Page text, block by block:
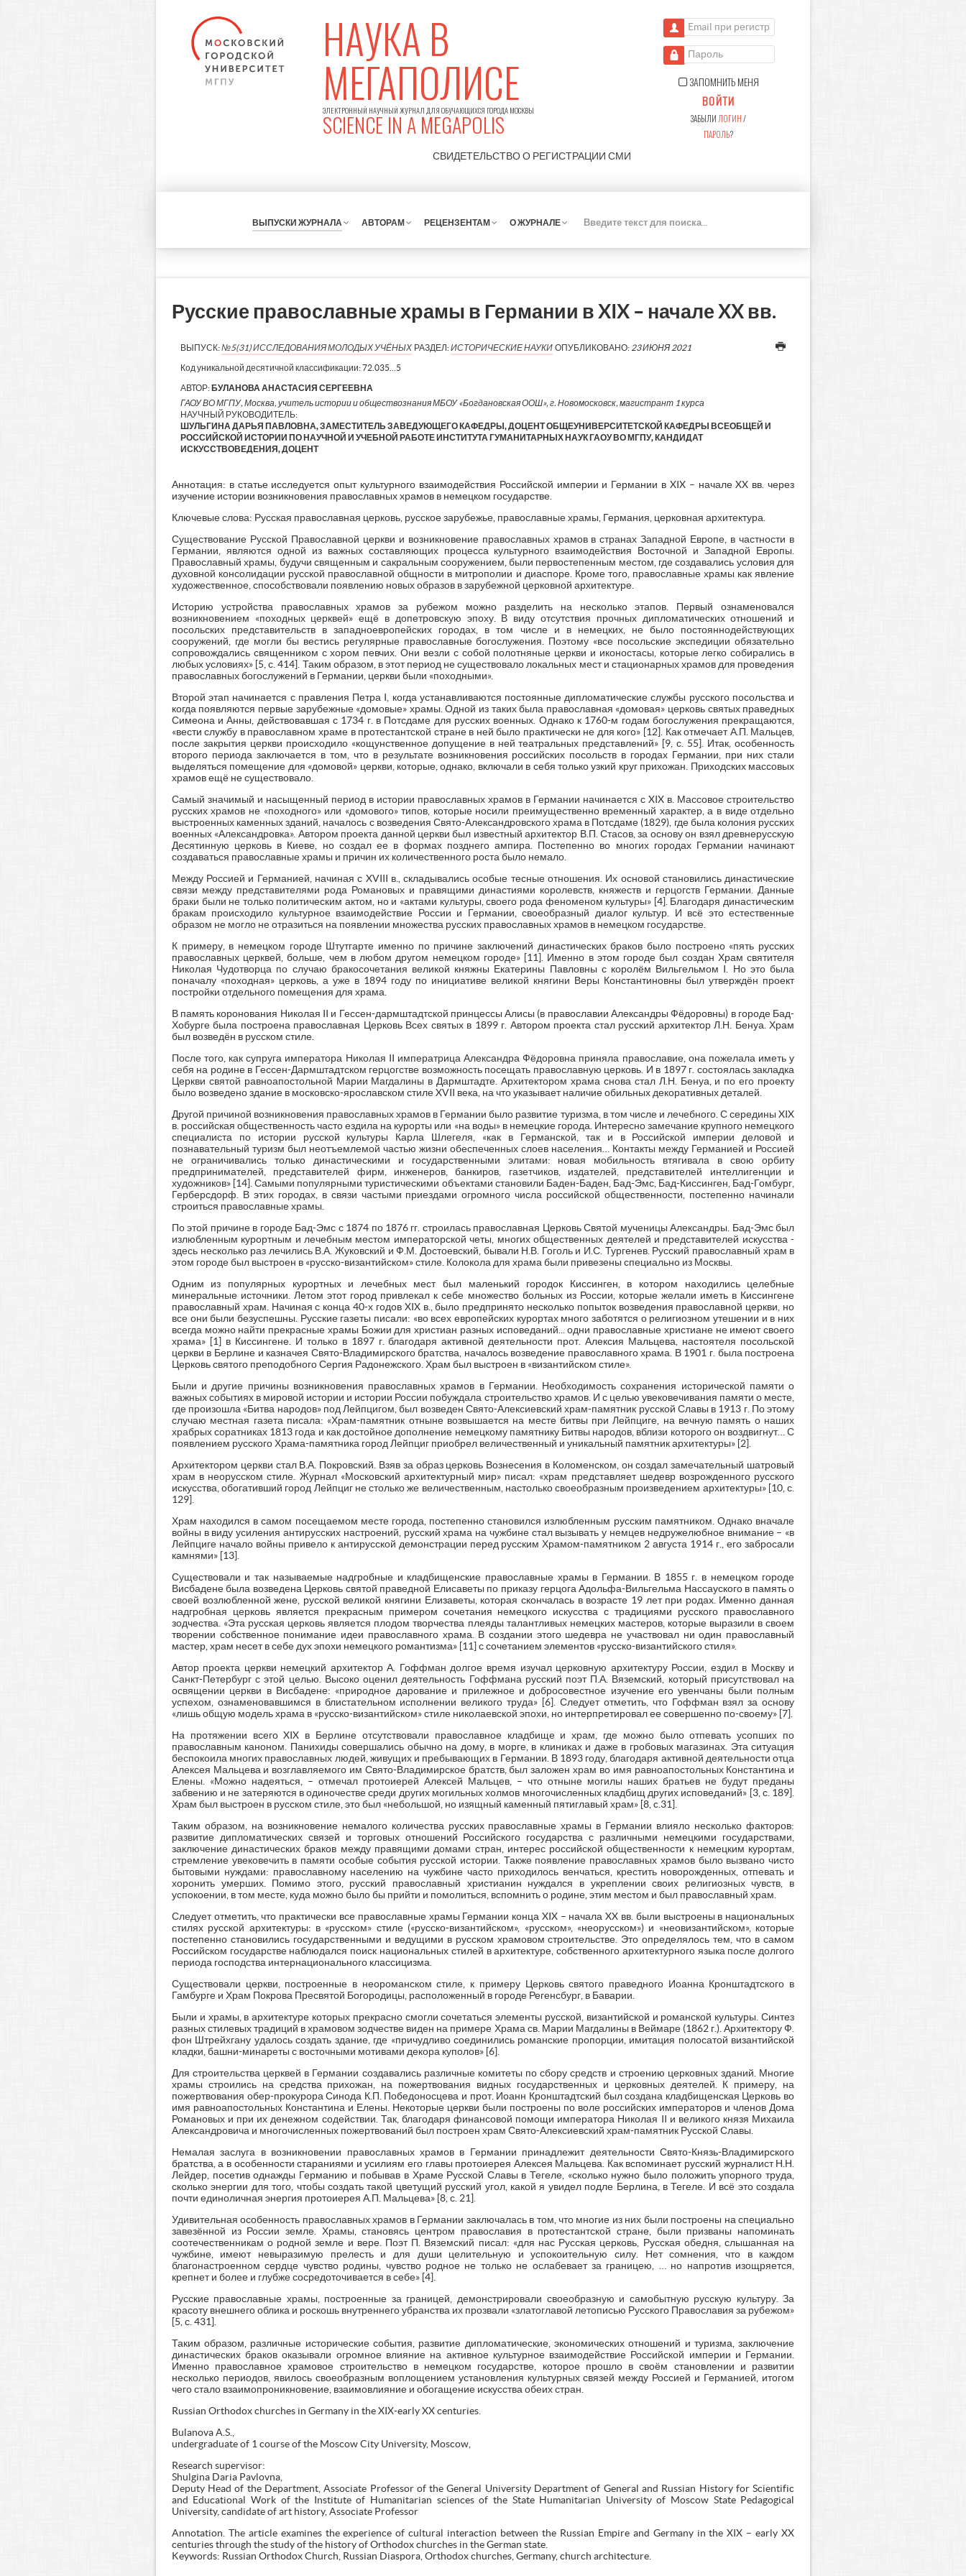
НАУКА В
МЕГАПОЛИСЕ
ЭЛЕКТРОННЫЙ НАУЧНЫЙ ЖУРНАЛ ДЛЯ ОБУЧАЮЩИХСЯ ГОРОДА МОСКВЫ
SCIENCE IN A MEGAPOLIS
СВИДЕТЕЛЬСТВО О РЕГИСТРАЦИИ СМИ
Email при регистрации
Пароль
ЗАПОМНИТЬ МЕНЯ
ВОЙТИ
ЗАБЫЛИ ЛОГИН/
ПАРОЛЬ?
ВЫПУСКИ ЖУРНАЛА АВТОРАМ РЕЦЕНЗЕНТАМ О ЖУРНАЛЕ
К
Русские православные храмы в Германии в XIX – начале XX вв.
ВЫПУСК:№5(31) ИССЛЕДОВАНИЯ МОЛОДЫХ УЧЁНЫХ РАЗДЕЛ:ИСТОРИЧЕСКИЕ НАУКИ ОПУБЛИКОВАНО: 23 ИЮНЯ 2021
Код уникальной десятичной классификации:72.035...5
АВТОР: БУЛАНОВА АНАСТАСИЯ СЕРГЕЕВНА
ГАОУ ВО МГПУ, Москва, учитель истории и обществознания МБОУ «Богдановская ООШ», г. Новомосковск, магистрант 1 курса
НАУЧНЫЙ РУКОВОДИТЕЛЬ:
ШУЛЬГИНА ДАРЬЯ ПАВЛОВНА, ЗАМЕСТИТЕЛЬ ЗАВЕДУЮЩЕГО КАФЕДРЫ, ДОЦЕНТ ОБЩЕУНИВЕРСИТЕТСКОЙ КАФЕДРЫ ВСЕОБЩЕЙ И
РОССИЙСКОЙ ИСТОРИИ ПО НАУЧНОЙ И УЧЕБНОЙ РАБОТЕ ИНСТИТУТА ГУМАНИТАРНЫХ НАУК ГАОУ ВО МГПУ, КАНДИДАТ
ИСКУССТВОВЕДЕНИЯ, ДОЦЕНТ
Аннотация: в статье исследуется опыт культурного взаимодействия Российской империи и Германии в XIX – начале XX вв. через
изучение истории возникновения православных храмов в немецком государстве.
Ключевые слова: Русская православная церковь, русское зарубежье, православные храмы, Германия, церковная архитектура.
Существование Русской Православной церкви и возникновение православных храмов в странах Западной Европе, в частности в
Германии, являются одной из важных составляющих процесса культурного взаимодействия Восточной и Западной Европы.
Православный храмы, будучи священным и сакральным сооружением, были первостепенным местом, где создавались условия для
духовной консолидации русской православной общности в митрополии и диаспоре. Кроме того, православные храмы как явление
художественное, способствовали появлению новых образов в зарубежной церковной архитектуре.
Историю устройства православных храмов за рубежом можно разделить на несколько этапов. Первый ознаменовался
возникновением «походных церквей» ещё в допетровскую эпоху. В виду отсутствия прочных дипломатических отношений и
посольских представительств в западноевропейских городах, в том числе и в немецких, не было постояннодействующих
сооружений, где могли бы вестись регулярные православные богослужения. Поэтому «все посольские экспедиции обязательно
сопровождались священником с хором певчих. Они везли с собой полотняные церкви и иконостасы, которые легко собирались в
любых условиях» [5, с. 414]. Таким образом, в этот период не существовало локальных мест и стационарных храмов для проведения
православных богослужений в Германии, церкви были «походными».
Второй этап начинается с правления Петра I, когда устанавливаются постоянные дипломатические службы русского посольства и
когда появляются первые зарубежные «домовые» храмы. Одной из таких была православная «домовая» церковь святых праведных
Симеона и Анны, действовавшая с 1734 г. в Потсдаме для русских военных. Однако к 1760-м годам богослужения прекращаются,
«вести службу в православном храме в протестантской стране в ней было практически не для кого» [12]. Как отмечает А.П. Мальцев,
после закрытия церкви происходило «кощунственное допущение в ней театральных представлений» [9, с. 55]. Итак, особенность
второго периода заключается в том, что в результате возникновения российских посольств в городах Германии, при них стали
выделяться помещение для «домовой» церкви, которые, однако, включали в себя только узкий круг прихожан. Приходских массовых
храмов ещё не существовало.
Самый значимый и насыщенный период в истории православных храмов в Германии начинается с XIX в. Массовое строительство
русских храмов не «походного» или «домового» типов, которые носили преимущественно временный характер, а в виде отдельно
выстроенных каменных зданий, началось с возведения Свято-Александровского храма в Потсдаме (1829), где была колония русских
военных «Александровка». Автором проекта данной церкви был известный архитектор В.П. Стасов, за основу он взял древнерусскую
Десятинную церковь в Киеве, но создал ее в формах позднего ампира. Постепенно во многих городах Германии начинают
создаваться православные храмы и причин их количественного роста было немало.
Между Россией и Германией, начиная с XVIII в., складывались особые тесные отношения. Их основой становились династические
связи между представителями рода Романовых и правящими династиями королевств, княжеств и герцогств Германии. Данные
браки были не только политическим актом, но и «актами культуры, своего рода феноменом культуры» [4]. Благодаря династическим
бракам происходило культурное взаимодействие России и Германии, своеобразный диалог культур. И всё это естественные
образом не могло не отразиться на появлении множества русских православных храмов в немецком государстве.
К примеру, в немецком городе Штутгарте именно по причине заключений династических браков было построено «пять русских
православных церквей, больше, чем в любом другом немецком городе» [11]. Именно в этом городе был создан Храм святителя
Николая Чудотворца по случаю бракосочетания великой княжны Екатерины Павловны с королём Вильгельмом I. Но это была
поначалу «походная» церковь, а уже в 1894 году по инициативе великой княгини Веры Константиновны был утверждён проект
постройки отдельного помещения для храма.
В память коронования Николая II и Гессен-дармштадтской принцессы Алисы (в православии Александры Фёдоровны) в городе Бад-
Хобурге была построена православная Церковь Всех святых в 1899 г. Автором проекта стал русский архитектор Л.Н. Бенуа. Храм
был возведён в русском стиле.
После того, как супруга императора Николая II императрица Александра Фёдоровна приняла православие, она пожелала иметь у
себя на родине в Гессен-Дармштадтском герцогстве возможность посещать православную церковь. И в 1897 г. состоялась закладка
Церкви святой равноапостольной Марии Магдалины в Дармштадте. Архитектором храма снова стал Л.Н. Бенуа, и по его проекту
было возведено здание в московско-ярославском стиле XVII века, на что указывает наличие обильных декоративных деталей.
Другой причиной возникновения православных храмов в Германии было развитие туризма, в том числе и лечебного. С середины XIX
в. российская общественность часто ездила на курорты или «на воды» в немецкие города. Интересно замечание крупного немецкого
специалиста по истории русской культуры Карла Шлегеля, «как в Германской, так и в Российской империи деловой и
познавательный туризм был неотъемлемой частью жизни обеспеченных слоев населения… Контакты между Германией и Россией
не ограничивались только династическими и государственными элитами: новая мобильность втягивала в свою орбиту
предпринимателей, представителей фирм, инженеров, банкиров, газетчиков, издателей, представителей интеллигенции и
художников» [14]. Самыми популярными туристическими объектами становили Баден-Баден, Бад-Эмс, Бад-Киссинген, Бад-Гомбург,
Герберсдорф. В этих городах, в связи частыми приездами огромного числа российской общественности, постепенно начинали
строиться православные храмы.
По этой причине в городе Бад-Эмс с 1874 по 1876 гг. строилась православная Церковь Святой мученицы Александры. Бад-Эмс был
излюбленным курортным и лечебным местом императорской четы, многих общественных деятелей и представителей искусства -
здесь несколько раз лечились В.А. Жуковский и Ф.М. Достоевский, бывали Н.В. Гоголь и И.С. Тургенев. Русский православный храм в
этом городе был выстроен в «русско-византийском» стиле. Колокола для храма были привезены специально из Москвы.
Одним из популярных курортных и лечебных мест был маленький городок Киссинген, в котором находились целебные
минеральные источники. Летом этот город привлекал к себе множество больных из России, которые желали иметь в Киссингене
православный храм. Начиная с конца 40-х годов XIX в., было предпринято несколько попыток возведения православной церкви, но
все они были безуспешны. Русские газеты писали: «во всех европейских курортах много заботятся о религиозном утешении и в них
всегда можно найти прекрасные храмы Божии для христиан разных исповеданий... одни православные христиане не имеют своего
храма» [1] в Киссингене. И только в 1897 г. благодаря активной деятельности прот. Алексия Мальцева, настоятеля посольской
церкви в Берлине и казначея Свято-Владимирского братства, началось возведение православного храма. В 1901 г. была построена
Церковь святого преподобного Сергия Радонежского. Храм был выстроен в «византийском стиле».
Были и другие причины возникновения православных храмов в Германии. Необходимость сохранения исторической памяти о
важных событиях в мировой истории и истории России побуждала строительство храмов. И с целью увековечивания памяти о месте,
где произошла «Битва народов» под Лейпцигом, был возведен Свято-Алексиевский храм-памятник русской Славы в 1913 г. По этому
случаю местная газета писала: «Храм-памятник отныне возвышается на месте битвы при Лейпциге, на вечную память о наших
храбрых соратниках 1813 года и как достойное дополнение немецкому памятнику Битвы народов, вблизи которого он воздвигнут… С
появлением русского Храма-памятника город Лейпциг приобрел величественный и уникальный памятник архитектуры» [2].
Архитектором церкви стал В.А. Покровский. Взяв за образ церковь Вознесения в Коломенском, он создал замечательный шатровый
храм в неорусском стиле. Журнал «Московский архитектурный мир» писал: «храм представляет шедевр возрожденного русского
искусства, обогативший город Лейпциг не столько же величественным, настолько своеобразным произведением архитектуры» [10, с.
129].
Храм находился в самом посещаемом месте города, постепенно становился излюбленным русским памятником. Однако вначале
войны в виду усиления антирусских настроений, русский храма на чужбине стал вызывать у немцев недружелюбное внимание – «в
Лейпциге начало войны привело к антирусской демонстрации перед русским Храмом-памятником 2 августа 1914 г., его забросали
камнями» [13].
Существовали и так называемые надгробные и кладбищенские православные храмы в Германии. В 1855 г. в немецком городе
Висбадене была возведена Церковь святой праведной Елисаветы по приказу герцога Адольфа-Вильгельма Нассауского в память о
своей возлюбленной жене, русской великой княгини Елизаветы, которая скончалась в возрасте 19 лет при родах. Именно данная
надгробная церковь является прекрасным примером сочетания немецкого искусства с традициями русского православного
зодчества. «Эта русская церковь является плодом творчества плеяды талантливых немецких мастеров, которые выразили в своем
творении собственное понимание идеи православного храма. В создании этого шедевра не участвовал ни один православный
мастер, храм несет в себе дух эпохи немецкого романтизма» [11] с сочетанием элементов «русско-византийского стиля».
Автор проекта церкви немецкий архитектор А. Гоффман долгое время изучал церковную архитектуру России, ездил в Москву и
Санкт-Петербург с этой целью. Высоко оценил деятельность Гоффмана русский поэт П.А. Вяземский, который присутствовал на
освящении церкви в Висбадене: «природное дарование и прилежное и добросовестное изучение его увенчаны были полным
успехом, ознаменовавшимся в блистательном исполнении великого труда» [6]. Следует отметить, что Гоффман взял за основу
«лишь общую модель храма в «русско-византийском» стиле николаевской эпохи, но интерпретировал ее совершенно по-своему» [7].
На протяжении всего XIX в Берлине отсутствовали православное кладбище и храм, где можно было отпевать усопших по
православным каноном. Панихиды совершались обычно на дому, в морге, в клиниках и даже в гробовых магазинах. Эта ситуация
беспокоила многих православных людей, живущих и пребывающих в Германии. В 1893 году, благодаря активной деятельности отца
Алексея Мальцева и возглавляемого им Свято-Владимирское братств, был заложен храм во имя равноапостольных Константина и
Елены. «Можно надеяться, – отмечал протоиерей Алексей Мальцев, – что отныне могилы наших братьев не будут преданы
забвению и не затеряются в одиночестве среди других могильных холмов многочисленных кладбищ других исповеданий» [3, с. 189].
Храм был выстроен в русском стиле, это был «небольшой, но изящный каменный пятиглавый храм» [8, c.31].
Таким образом, на возникновение немалого количества русских православные храмы в Германии влияло несколько факторов:
развитие дипломатических связей и торговых отношений Российского государства с различными немецкими государствами,
заключение династических браков между правящими домами стран, интерес российской общественности к немецким курортам,
стремление увековечить в памяти особые события русской истории. Также появление православных храмов было вызвано чисто
бытовыми нуждами: православному населению на чужбине часто приходилось венчаться, крестить новорожденных, отпевать и
хоронить умерших. Помимо этого, русский православный христианин нуждался в укреплении своих религиозных чувств, в
успокоении, в том месте, куда можно было бы прийти и помолиться, вспомнить о родине, этим местом и был православный храм.
Следует отметить, что практически все православные храмы Германии конца XIX – начала XX вв. были выстроены в национальных
стилях русской архитектуры: в «русском» стиле («русско-византийском», «русском», «неорусском») и «неовизантийском», которые
постепенно становились государственными и ведущими в русском храмовом строительстве. Это определялось тем, что в самом
Российском государстве наблюдался поиск национальных стилей в архитектуре, собственного архитектурного языка после долгого
периода господства интернационального классицизма.
Существовали церкви, построенные в неороманском стиле, к примеру Церковь святого праведного Иоанна Кронштадтского в
Гамбурге и Храм Покрова Пресвятой Богородицы, расположенный в городе Регенсбург, в Баварии.
Были и храмы, в архитектуре которых прекрасно смогли сочетаться элементы русской, византийской и романской культуры. Синтез
разных стилевых традиций в храмовом зодчестве виден на примере Храма св. Марии Магдалины в Веймаре (1862 г.). Архитектору Ф.
фон Штрейхгану удалось создать здание, где «причудливо соединились романские пропорции, имитация полосатой византийской
кладки, башни-минареты с восточными мотивами декора куполов» [6].
Для строительства церквей в Германии создавались различные комитеты по сбору средств и строению церковных зданий. Многие
храмы строились на средства прихожан, на пожертвования видных государственных и церковных деятелей. К примеру, на
пожертвования обер-прокурора Синода К.П. Победоносцева и прот. Иоанн Кронштадтский был создана кладбищенская Церковь во
имя равноапостольных Константина и Елены. Некоторые церкви были построены по воле российских императоров и членов Дома
Романовых и при их денежном содействии. Так, благодаря финансовой помощи императора Николая II и великого князя Михаила
Александровича и многочисленных пожертвований был построен храм Свято-Алексиевский храм-памятник Русской Славы.
Немалая заслуга в возникновении православных храмов в Германии принадлежит деятельности Свято-Князь-Владимирского
братства, а в особенности стараниями и усилиям его главы протоиерея Алексея Мальцева. Как вспоминает русский журналист Н.Н.
Лейдер, посетив однажды Германию и побывав в Храме Русской Славы в Тегеле, «сколько нужно было положить упорного труда,
сколько энергии для того, чтобы создать такой цветущий русский угол, какой я увидел подле Берлина, в Тегеле. И всё это создала
почти единоличная энергия протоиерея А.П. Мальцева» [8, с. 21].
Удивительная особенность православных храмов в Германии заключалась в том, что многие из них были построены на специально
завезённой из России земле. Храмы, становясь центром православия в протестантской стране, были призваны напоминать
соотечественникам о родной земле и вере. Поэт П. Вяземский писал: «для нас Русская церковь, Русская обедня, слышанная на
чужбине, имеют невыразимую прелесть и для души целительную и успокоительную силу. Нет сомнения, что в каждом
благонастроенном сердце чувство родины, чувство родное не только не ослабевает за границею, … но напротив изощряется,
крепнет и более и глубже сосредоточивается в себе» [4].
Русские православные храмы, построенные за границей, демонстрировали своеобразную и самобытную русскую культуру. За
красоту внешнего облика и роскошь внутреннего убранства их прозвали «златоглавой летописью Русского Православия за рубежом»
[5, с. 431].
Таким образом, различные исторические события, развитие дипломатические, экономических отношений и туризма, заключение
династических браков оказывали огромное влияние на активное культурное взаимодействие Российской империи и Германии.
Именно православное храмовое строительство в немецком государстве, которое прошло в своём становлении и развитии
несколько периодов, явилось своеобразным воплощением установления культурных связей между Россией и Германией, итогом
чего стало взаимопроникновение, взаимовлияние и обогащение искусства обеих стран.
Russian Orthodox churches in Germany in the XIX-early XX centuries.
Bulanova A.S.,
undergraduate of 1 course of the Moscow City University, Moscow,
Research supervisor:
Shulgina Daria Pavlovna,
Deputy Head of the Department, Associate Professor of the General University Department of General and Russian History for Scientific
and Educational Work of the Institute of Humanitarian sciences of the State Humanitarian University of Moscow State Pedagogical
University, candidate of art history, Associate Professor
Annotation. The article examines the experience of cultural interaction between the Russian Empire and Germany in the XIX – early XX
centuries through the study of the history of Orthodox churches in the German state.
Keywords: Russian Orthodox Church, Russian Diaspora, Orthodox churches, Germany, church architecture.